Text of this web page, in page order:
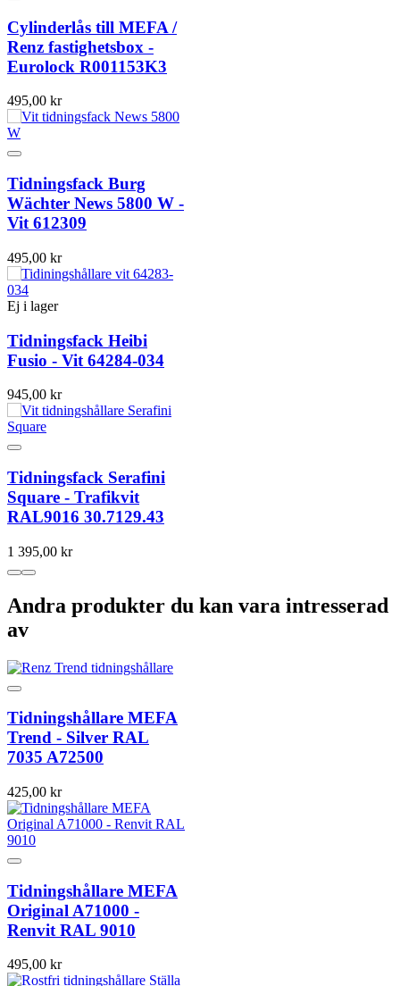
Cylinderlås till MEFA /
Renz fastighetsbox -
Eurolock R001153K3
495,00 kr
Tidningsfack Burg
Wächter News 5800 W -
Vit 612309
495,00 kr
Ej i lager
Tidningsfack Heibi
Fusio - Vit 64284-034
945,00 kr
Tidningsfack Serafini
Square - Trafikvit
RAL9016 30.7129.43
1 395,00 kr
Andra produkter du kan vara intresserad
av
Tidningshållare MEFA
Trend - Silver RAL
7035 A72500
425,00 kr
Tidningshållare MEFA
Original A71000 -
Renvit RAL 9010
495,00 kr